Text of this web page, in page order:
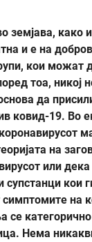
земјава, како
и е на
кои можат
тоа, никој
да
ковид-19. Во
на
или
супстанци кои
симптомите на
се
Нема